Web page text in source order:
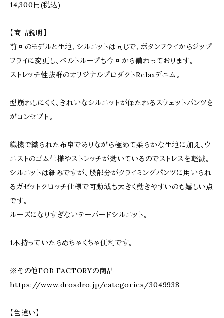
14,300円(税込)
【商品説明】
前回のモデルと生地、シルエットは同じで、ボタンフライからジップ
フライに変更し、ベルトループも今回から備わっております。
ストレッチ性抜群のオリジナルプロダクトRelaxデニム。
型崩れしにくく、きれいなシルエットが保たれるスウェットパンツを
がコンセプト。
織機で織られた布帛でありながら極めて柔らかな生地に加え、ウ
エストのゴム仕様やストレッチが効いているのでストレスを軽減。
シルエットは細みですが、股部分がクライミングパンツに用いられ
るガゼットクロッチ仕様で可動域も大きく動きやすいのも嬉しい点
です。
ルーズになりすぎないテーパードシルエット。
1本持っていたらめちゃくちゃ便利です。
※その他FOB FACTORYの商品
https://www.drosdro.jp/categories/3049938
【色違い】